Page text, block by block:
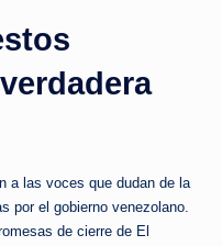
a las voces que dudan de la
por el gobierno venezolano.
de cierre de El